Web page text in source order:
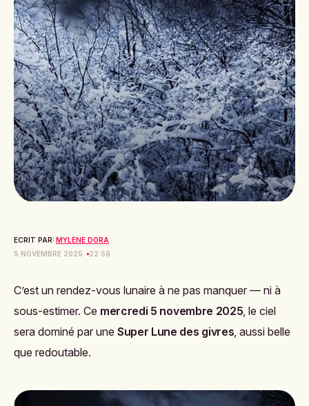
ECRIT PAR: MYLÈNE DORA
5 NOVEMBRE 2025
22:56
C’est un rendez-vous lunaire à ne pas manquer — ni à
sous-estimer. Ce mercredi 5 novembre 2025, le ciel
sera dominé par une Super Lune des givres, aussi belle
que redoutable.